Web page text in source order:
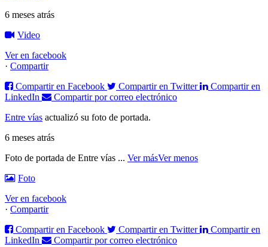
6 meses atrás
Video
Ver en facebook
· Compartir
Compartir en Facebook
Compartir en Twitter
Compartir en
LinkedIn
Compartir por correo electrónico
Entre vías actualizó su foto de portada.
6 meses atrás
Foto de portada de Entre vías ... Ver másVer menos
Foto
Ver en facebook
· Compartir
Compartir en Facebook
Compartir en Twitter
Compartir en
LinkedIn
Compartir por correo electrónico